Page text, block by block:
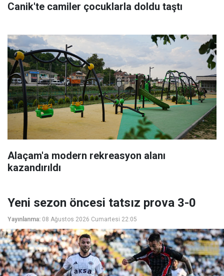
Canik'te camiler çocuklarla doldu taştı
Alaçam'a modern rekreasyon alanı
kazandırıldı
Yeni sezon öncesi tatsız prova 3-0
Yayınlanma: 08 Ağustos 2026 Cumartesi 22:05